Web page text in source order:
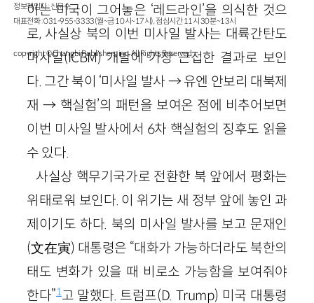
이는 미국이 그어놓은 ‘레드라인’을 의식한 것으
로, 사실상 북의 이번 미사일 발사는 대륙간탄도
미사일(ICBM)개발에 가장 근접한 결과로 보인
다. 그간 북이 ‘미사일 발사 → 유엔 안보리 대북제
재 → 핵실험’의 패턴을 보여온 점에 비추어보면
이번 미사일 발사에서 6차 핵실험의 징후도 읽을
수 있다.
사실상 핵무기국가로 전환한 북 앞에서 평화는
위태로워 보인다. 이 위기는 새 정부 앞에 놓인 과
제이기도 하다. 북의 미사일 발사를 보고 문재인
(文在寅) 대통령은 “대화가 가능하더라도 북한의
태도 변화가 있을 때 비로소 가능함을 보여줘야
한다”1고 말했다. 트럼프(D. Trump) 미국 대통령
정보책임자 : 신문수
대표전화 : 031-955-3333(월~금 10시~17시), 점심시간 11시 30분~13시
copyright © Changbi Publishers, inc. All Rights Reserved.